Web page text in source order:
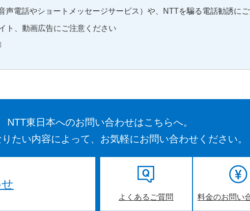
電話やショートメッセージサービス）や、NTTを騙る電話勧誘にご
ト、動画広告にご注意ください
NTT東日本へのお問い合わせはこちらへ。
たい内容によって、お気軽にお問い合わせください。
よくあるご質問 料金のお問い